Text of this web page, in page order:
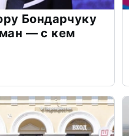
Бондарчуку
— с кем